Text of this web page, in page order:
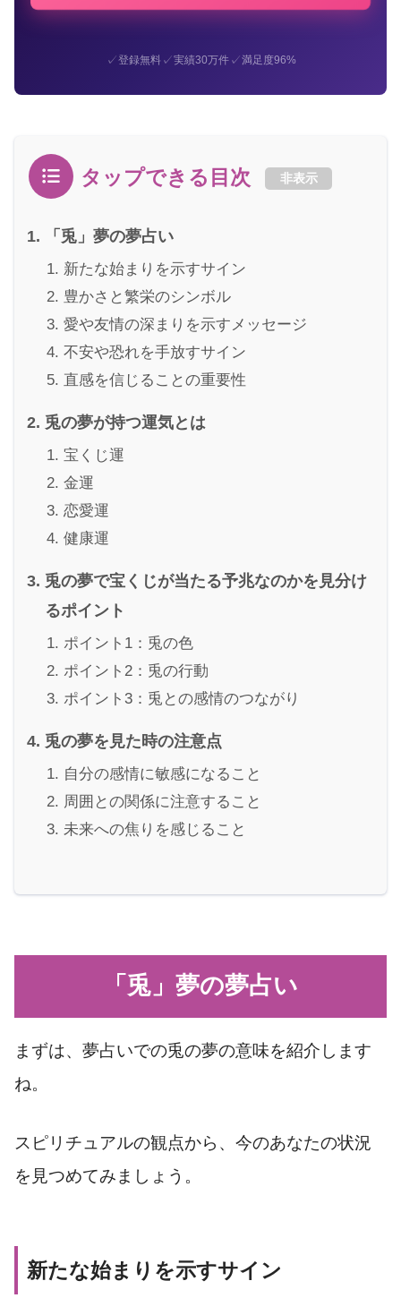
✓登録無料✓実績30万件✓満足度96%
タップできる目次 非表示
「兎」夢の夢占い
新たな始まりを示すサイン
豊かさと繁栄のシンボル
愛や友情の深まりを示すメッセージ
不安や恐れを手放すサイン
直感を信じることの重要性
兎の夢が持つ運気とは
宝くじ運
金運
恋愛運
健康運
兎の夢で宝くじが当たる予兆なのかを見分け
るポイント
ポイント1：兎の色
ポイント2：兎の行動
ポイント3：兎との感情のつながり
兎の夢を見た時の注意点
自分の感情に敏感になること
周囲との関係に注意すること
未来への焦りを感じること
「兎」夢の夢占い
まずは、夢占いでの兎の夢の意味を紹介します
ね。
スピリチュアルの観点から、今のあなたの状況
を見つめてみましょう。
新たな始まりを示すサイン